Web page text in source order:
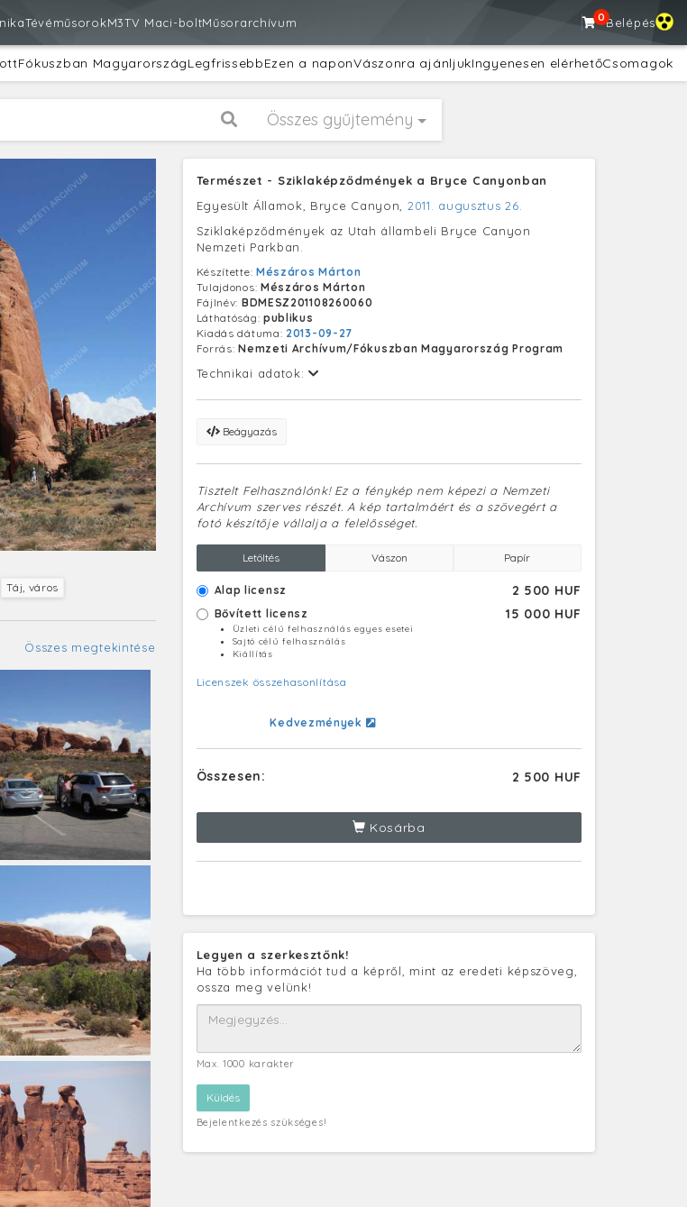
TévéműsorokM3TV Maci-boltMűsorarchívum 0Belépés
Fókuszban MagyarországLegfrissebbEzen a naponVászonra ajánljukIngyenesen elérhetőCsomagok
Összes gyűjtemény
Táj, város
Összes megtekintése
Természet - Sziklaképződmények a Bryce Canyonban
Egyesült Államok, Bryce Canyon, 2011. augusztus 26.
Sziklaképződmények az Utah állambeli Bryce Canyon
Nemzeti Parkban.
Készítette: Mészáros Márton
Tulajdonos: Mészáros Márton
Fájlnév: BDMESZ201108260060
Láthatóság: publikus
Kiadás dátuma: 2013-09-27
Forrás:Nemzeti Archívum/Fókuszban Magyarország Program
Technikai adatok:
Beágyazás
Tisztelt Felhasználónk! Ez a fénykép nem képezi a Nemzeti
Archívum szerves részét. A kép tartalmáért és a szövegért a
fotó készítője vállalja a felelősséget.
Letöltés Vászon Papír
Alap licensz 2 500 HUF
Bővített licensz 15 000 HUF
Üzleti célú felhasználás egyes esetei
Sajtó célú felhasználás
Kiállítás
Licenszek összehasonlítása
Kedvezmények
Összesen: 2 500 HUF
Kosárba
Legyen a szerkesztőnk!
Ha több információt tud a képről, mint az eredeti képszöveg,
ossza meg velünk!
Max. 1000 karakter
Bejelentkezés szükséges!